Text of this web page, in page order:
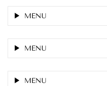
MENU
MENU
MENU